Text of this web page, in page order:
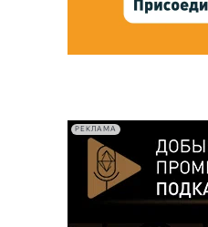
РЕКЛАМА